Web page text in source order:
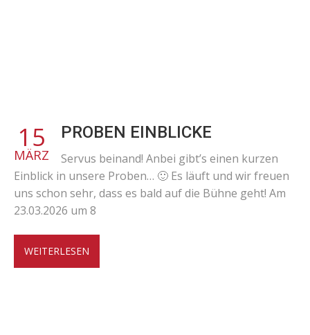
15
MÄRZ
PROBEN EINBLICKE
Servus beinand! Anbei gibt’s einen kurzen
Einblick in unsere Proben… 🙂 Es läuft und wir freuen
uns schon sehr, dass es bald auf die Bühne geht! Am
23.03.2026 um 8
WEITERLESEN